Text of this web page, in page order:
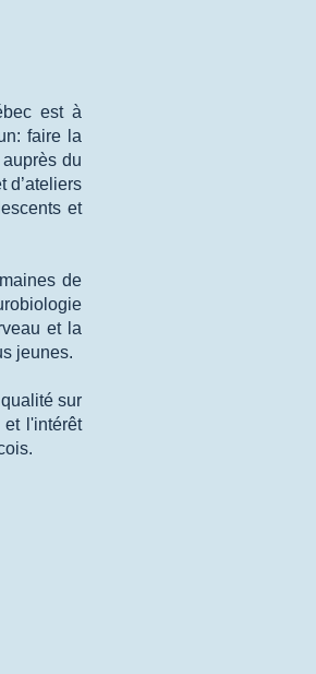
est à
faire la
du
d’ateliers
et
de
et la
jeunes.
sur
et l'intérêt